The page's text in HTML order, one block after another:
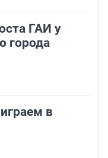
ГАИ у
города
в